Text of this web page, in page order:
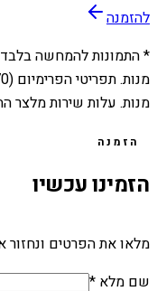
להזמנה
* התמונות להמחשה
מנות. עלות שירות מלצר החל מ-
הזמנה
הזמינו עכשיו
מלאו את הפרטים
שם מלא *